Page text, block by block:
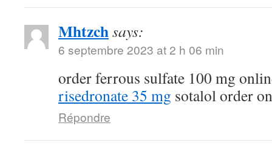
Mhtzchsays:
6 septembre 2023 at 2 h 06 min
order ferrous sulfate 100 mg
risedronate 35 mg sotalol order
Répondre